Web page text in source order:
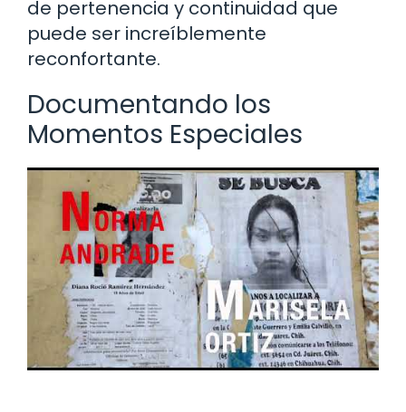
de pertenencia y continuidad que
puede ser increíblemente
reconfortante.
Documentando los
Momentos Especiales